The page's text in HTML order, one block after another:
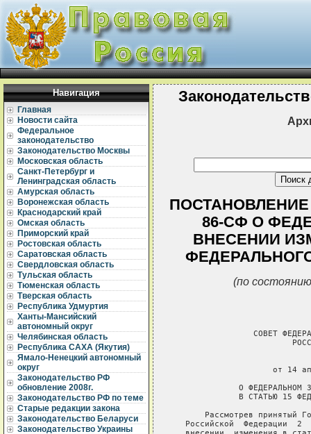
Навигация
Главная
Новости сайта
Федеральное
законодательство
Законодательство Москвы
Московская область
Санкт-Петербург и
Ленинградская область
Амурская область
Воронежская область
Краснодарский край
Омская область
Приморский край
Ростовская область
Саратовская область
Свердловская область
Тульская область
Тюменская область
Тверская область
Республика Удмуртия
Ханты-Мансийский
автономный округ
Челябинская область
Республика САХА (Якутия)
Ямало-Ненецкий автономный
округ
Законодательство РФ
обновление 2008г.
Законодательство РФ по теме
Старые редакции закона
Законодательство Беларуси
Законодательство Украины
ПОСТАНОВЛЕНИЕ
86-СФ О
ВНЕСЕНИИ
(по
СОВЕТ
от 14
О ФЕДЕРАЛЬНОМ
В СТАТЬЮ 15
Рассмотрев принятый
Российской  Федерации  2